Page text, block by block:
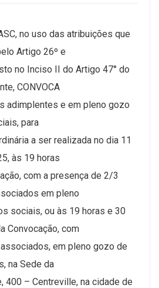
no uso das atribuições que
Artigo 26º e
no Inciso II do Artigo 47° do
CONVOCA
adimplentes e em pleno gozo
para
a ser realizada no dia 11
às 19 horas
com a presença de 2/3
em pleno
sociais, ou às 19 horas e 30
Convocação, com
em pleno gozo de
na Sede da
400 – Centreville, na cidade de